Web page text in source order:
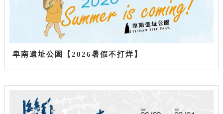
卑南遺址公園【2026暑假不打烊】